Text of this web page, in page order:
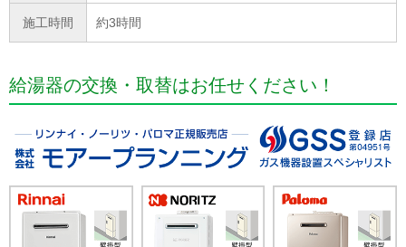
施工時間 約3時間
給湯器の交換・取替はお任せください！